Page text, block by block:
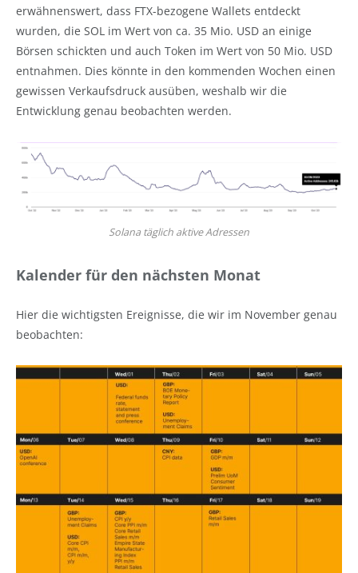
erwähnenswert, dass FTX-bezogene Wallets entdeckt
wurden, die SOL im Wert von ca. 35 Mio. USD an einige
Börsen schickten und auch Token im Wert von 50 Mio. USD
entnahmen. Dies könnte in den kommenden Wochen einen
gewissen Verkaufsdruck ausüben, weshalb wir die
Entwicklung genau beobachten werden.
Solana täglich aktive Adressen
Kalender für den nächsten Monat
Hier die wichtigsten Ereignisse, die wir im November genau
beobachten: